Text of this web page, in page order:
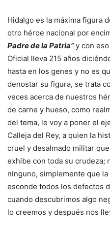
Hidalgo es la máxima figura
otro héroe nacional por
Padre de la Patria”y con eso
Oficial lleva 215 años
hasta en los genes y no es
denostar su figura, se trata
veces acerca de nuestros
de carne y hueso, como
del tema, le voy a poner el
Calleja del Rey, a quien la
cruel y desalmado militar
exhibe con toda su crudeza;
ninguno, simplemente que
esconde todos los defectos
cuando descubrimos algo
lo creemos y después nos